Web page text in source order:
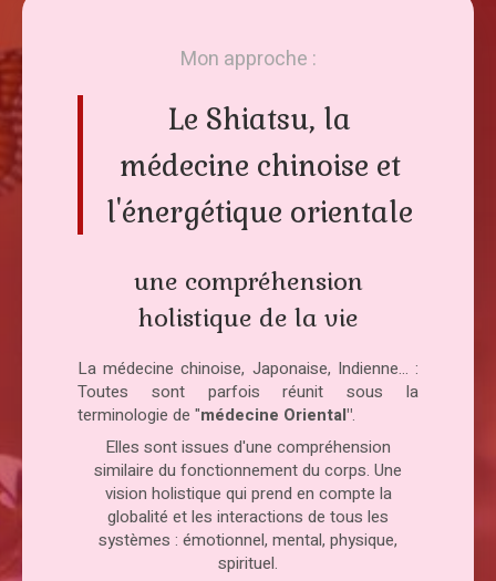
Mon approche :
Le Shiatsu, la
médecine chinoise et
l'énergétique orientale
une compréhension
holistique de la vie
La médecine chinoise, Japonaise, Indienne... :
Toutes sont parfois réunit sous la
terminologie de "médecine Oriental".
Elles sont issues d'une compréhension
similaire du fonctionnement du corps. Une
vision holistique qui prend en compte la
globalité et les interactions de tous les
systèmes : émotionnel, mental, physique,
spirituel.